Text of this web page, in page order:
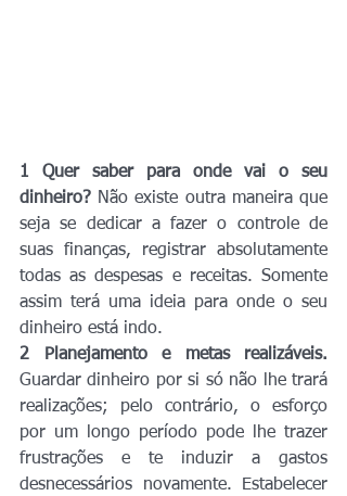
1 Quer saber para onde vai o seu
dinheiro? Não existe outra maneira que
seja se dedicar a fazer o controle de
suas finanças, registrar absolutamente
todas as despesas e receitas. Somente
assim terá uma ideia para onde o seu
dinheiro está indo.
2 Planejamento e metas realizáveis.
Guardar dinheiro por si só não lhe trará
realizações; pelo contrário, o esforço
por um longo período pode lhe trazer
frustrações e te induzir a gastos
desnecessários novamente. Estabelecer